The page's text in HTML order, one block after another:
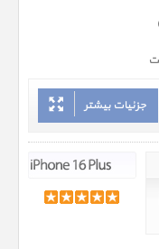
جزئیات بیشتر